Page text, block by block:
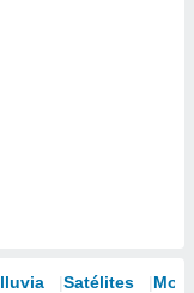
Satélites